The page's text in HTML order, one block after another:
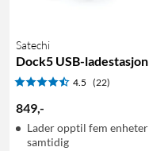
Satechi
Dock5 USB-ladestasjon
4.5 (22)
849-
Lader opptil fem enheter
samtidig